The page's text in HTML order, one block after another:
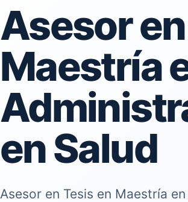
Asesor
Maestría
en Salud
Asesor en Tesis en Maestría